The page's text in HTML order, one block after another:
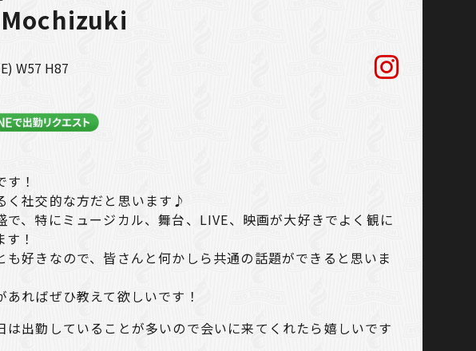
W57 H87
！
く社交的な方だと思います♪
で、特にミュージカル、舞台、LIVE、映画が大好きでよく観に
！
も好きなので、皆さんと何かしら共通の話題ができると思いま
あればぜひ教えて欲しいです！
は出勤していることが多いので会いに来てくれたら嬉しいです